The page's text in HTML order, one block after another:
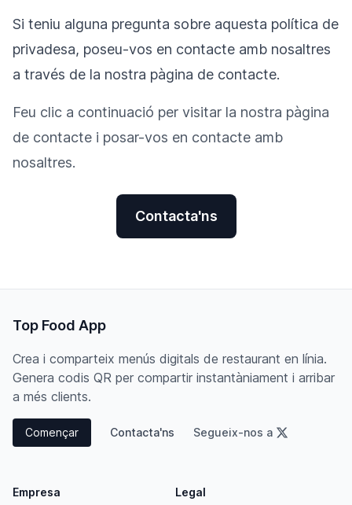
Si teniu alguna pregunta sobre aquesta política de
privadesa, poseu-vos en contacte amb nosaltres
a través de la nostra pàgina de contacte.
Feu clic a continuació per visitar la nostra pàgina
de contacte i posar-vos en contacte amb
nosaltres.
Contacta'ns
Top Food App
Crea i comparteix menús digitals de restaurant en línia.
Genera codis QR per compartir instantàniament i arribar
a més clients.
Començar Contacta'ns Segueix-nos a
Empresa Legal